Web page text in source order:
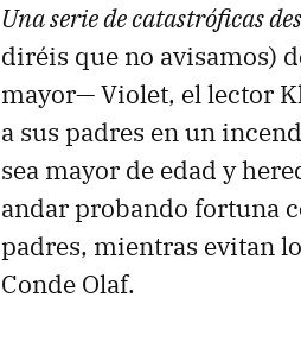
Una serie de catastróficas
diréis que no avisamos)
mayor— Violet, el lector
a sus padres en un
sea mayor de edad y
andar probando fortuna
padres, mientras evitan
Conde Olaf.